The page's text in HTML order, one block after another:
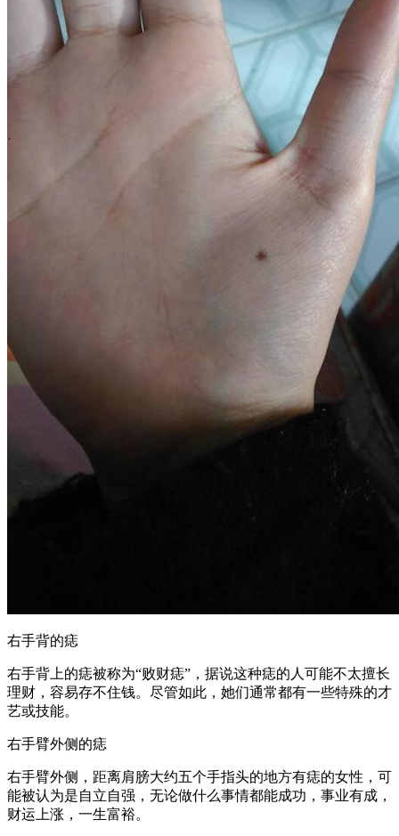
右手背的痣
右手背上的痣被称为“败财痣”，据说这种痣的人可能不太擅长
理财，容易存不住钱。尽管如此，她们通常都有一些特殊的才
艺或技能。
右手臂外侧的痣
右手臂外侧，距离肩膀大约五个手指头的地方有痣的女性，可
能被认为是自立自强，无论做什么事情都能成功，事业有成，
财运上涨，一生富裕。